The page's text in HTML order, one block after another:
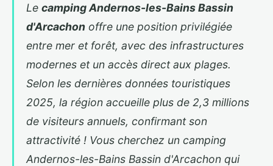
Le camping Andernos-les-Bains Bassin
d'Arcachon offre une position privilégiée
entre mer et forêt, avec des infrastructures
modernes et un accès direct aux plages.
Selon les dernières données touristiques
2025, la région accueille plus de 2,3 millions
de visiteurs annuels, confirmant son
attractivité ! Vous cherchez un camping
Andernos-les-Bains Bassin d'Arcachon qui